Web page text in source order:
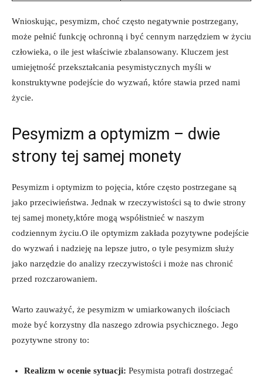
Wnioskując, pesymizm, choć często negatywnie postrzegany,
może pełnić funkcję ochronną i być cennym narzędziem w życiu
człowieka, o ile jest właściwie zbalansowany. Kluczem jest
umiejętność przekształcania pesymistycznych myśli w
konstruktywne podejście do wyzwań, które stawia przed nami
życie.
Pesymizm a optymizm – dwie
strony tej samej monety
Pesymizm i optymizm to pojęcia, które często postrzegane są
jako przeciwieństwa. Jednak w rzeczywistości są to dwie strony
tej samej monety,które mogą współistnieć w naszym
codziennym życiu.O ile optymizm zakłada pozytywne podejście
do wyzwań i nadzieję na lepsze jutro, o tyle pesymizm służy
jako narzędzie do analizy rzeczywistości i może nas chronić
przed rozczarowaniem.
Warto zauważyć, że pesymizm w umiarkowanych ilościach
może być korzystny dla naszego zdrowia psychicznego. Jego
pozytywne strony to:
Realizm w ocenie sytuacji: Pesymista potrafi dostrzegać